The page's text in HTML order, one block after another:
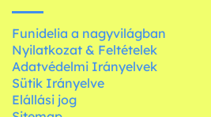
Funidelia a nagyvilágban
Nyilatkozat & Feltételek
Adatvédelmi Irányelvek
Sütik Irányelve
Elállási jog